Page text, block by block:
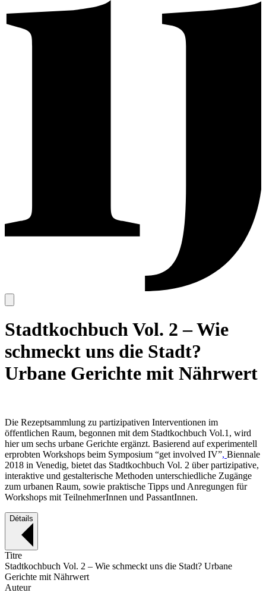
Stadtkochbuch Vol. 2 – Wie
schmeckt uns die Stadt?
Urbane Gerichte mit Nährwert
Die Rezeptsammlung zu partizipativen Interventionen im
öffentlichen Raum, begonnen mit dem Stadtkochbuch Vol.1, wird
hier um sechs urbane Gerichte ergänzt. Basierend auf experimentell
erprobten Workshops beim Symposium “get involved IV”, Biennale
2018 in Venedig, bietet das Stadtkochbuch Vol. 2 über partizipative,
interaktive und gestalterische Methoden unterschiedliche Zugänge
zum urbanen Raum, sowie praktische Tipps und Anregungen für
Workshops mit TeilnehmerInnen und PassantInnen.
Détails
Titre
Stadtkochbuch Vol. 2 – Wie schmeckt uns die Stadt? Urbane
Gerichte mit Nährwert
Auteur